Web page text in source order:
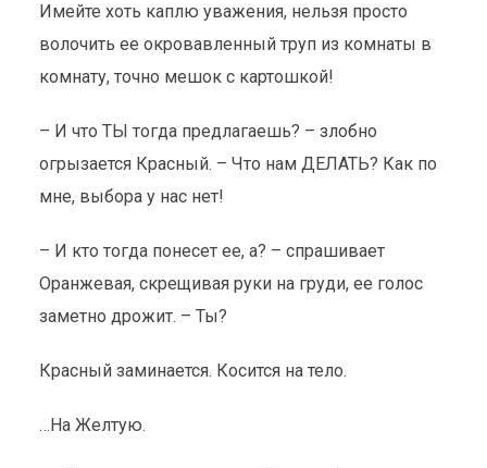
Имейте хоть каплю уважения, нельзя просто
волочить ее окровавленный труп из комнаты в
комнату, точно мешок с картошкой!
– И что ТЫ тогда предлагаешь? – злобно
огрызается Красный. – Что нам ДЕЛАТЬ? Как по
мне, выбора у нас нет!
– И кто тогда понесет ее, а? – спрашивает
Оранжевая, скрещивая руки на груди, ее голос
заметно дрожит. – Ты?
Красный заминается. Косится на тело.
…На Желтую.